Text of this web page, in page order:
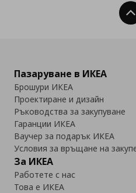
Пазаруване в ИКЕА
Брошури ИКЕА
Проектиране и дизайн
Ръководства за закупуване
Гаранции ИКЕА
Ваучер за подарък ИКЕА
Условия за връщане на
За ИКЕА
Работете с нас
Това е ИКЕА